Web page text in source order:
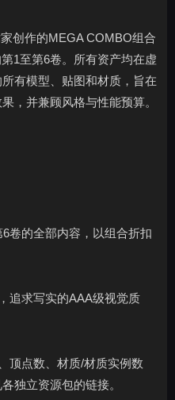
创作的MEGA COMBO组合
1至第6卷。所有资产均在虚
有模型、贴图和材质，旨在
，并兼顾风格与性能预算。
卷的全部内容，以组合折扣
追求写实的AAA级视觉质
顶点数、材质/材质实例数
独立资源包的链接。